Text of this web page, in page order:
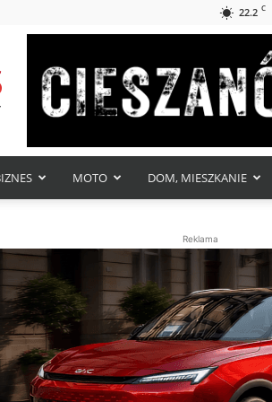
22.2 C
MOTO DOM, MIESZKANIE
Reklama